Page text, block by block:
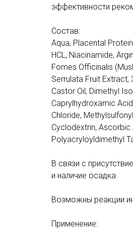
эффективности
Состав:
Aqua, Placental
HCL, Niacinamide,
Fomes Officinalis
Serrulata Fruit
Castor Oil, Dimethyl
Caprylhydroxamic
Chloride,
Cyclodextrin, Ascorbic
Polyacryloyldimethyl
В связи с
и наличие осадка.
Возможны реакции
Применение: